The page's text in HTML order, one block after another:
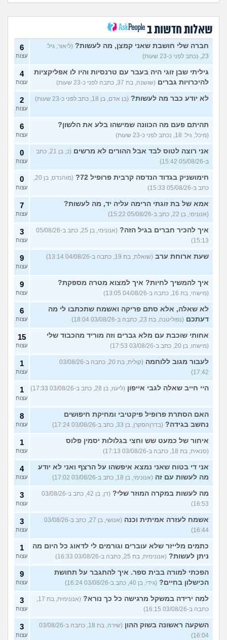
האם חוויתי תקיפה מינית?
(רוויטל, בת 24)
14
עצות
בנות,אתן הייתן "מסדרות" את
אח שלכם במצב כזה?
(לוחם שקרוב ל'חרור, בן 21)
מסאג׳יסט מעורער
(מסאג׳יסט מעורער, בן 26)
4
עצות
אנחנו מקיימים יחסים עם
בגדים וזה לא מפריע לבעלי,
מה לעשות?
(דיאנה, בת 42)
5
עצות
מחזור לאחר כמה שעות, זה
בטוח?
(שלומי, בן 21)
9
עצות
נשוי מפנטז על ליידיבויס
(מאטיטיהו, בן 37)
3
עצות
למישהו יש עצה איך לדכא את
החשק המיני?
(יפה, בת 43)
עוד שאלות חדשות במדור
שאלות חדשות ב
חברה שלי חושבת שאני קמצן, מה לעשות? (ליאור, גיל:
23, נכתב לפני כ-23 שעות)
6
עצות
גיליתי שבן זוגי היה בעבר עם טרנסיות והיו לו אפליקציות
להיכרויות גברים (שושנה, בת 37, כתבה לפני כ-23 שעות)
4
עצות
לא יודע כבר מה לעשות? (בן אדם, בן 18, כתב לפני כ-23 שעות) 2
עצות
תהיתם פעם מה הכוונה שמישהו בלע את הלשון?
(מיכל, גיל: 18, נכתב לפני כ-23 שעות)
6
עצות
אני רוצה לטוס לבד אבל ההורים לא מרשים
(כ, בן 21, כתב
ב-05/08/26 15:42)
0
עצות
חימושניק בגדוד הנדסה קרבית פרופיל 72?
(מוהנדס, בן 20,
כתב ב-05/08/26 15:33)
0
עצות
אמא של בת זוגתי הרימה עליה יד, מה לעשות?
(אנונימי, בן 22, כתב ב-05/08/26 15:22)
7
עצות
איך להכיר חברים בגיל הזה?
(אנונימי, בן 25, כתב ב-05/08/26
15:13)
3
עצות
שעת ארוחת ערב (שואלת, בת 19, כתבה ב-04/08/26 13:14) 9
עצות
איך להמשיך לחיות? איך למצוא מטרה מספקת?
(מישהי, בת 16, כתבה ב-04/08/26 13:05)
9
עצות
לא שאלה, אלא סתם פריקה ואשמח שתכתבו לי מה
דעתכם (נפוליטנה, בת 23, כתבה ב-03/08/26 18:04)
6
עצות
אחותי שוכבת עם מלא גברים וזה מוריד מהכבוד שלי
(מישהו, בן 20, כתב ב-03/08/26 17:53)
15
עצות
לעבור מגוב ללוחמה
(קולית, בת 20, כתבה ב-03/08/26
17:42)
1
עצות
היי חייב שאלה לגבי אייפון (ליעוז, בן 28, כתב ב-03/08/26 17:33) 1
עצות
האם הסתרת פרופיל פיקטיבי ומחיקת חיפושים
נחשב בגידה? (בדרןהסקרן, בן 33, כתב ב-03/08/26 17:24)
8
עצות
איחור של כמעט שש וחצי בגלולות יסמין פלוס
(סנאית, בת 18, כתבה ב-03/08/26 17:13)
1
עצות
אני די בטוח שאני נמצא איפשהו על הרצף ואני לא יודע
מה לעשות עם זה (אנונימי, בן 18, כתב ב-03/08/26 17:02)
4
עצות
מה לעשות במקרה המוזר שלי?
(דן, בן 42, כתב ב-03/08/26
16:53)
3
עצות
אשמח לעזרה אמיתית וכנה
(אנושי, בן 27, כתב ב-03/08/26
16:44)
3
עצות
כתמים מלייזר שלא עוברים וגורמים לי לדאוג כל היום מה
ניתן לעשות? (אנונימית, בת 25, כתבה ב-03/08/26 16:33)
1
עצות
הפכתי למורה בבית ספר. איך להתגבר על תחושת
הכישלון בחיים? (גידי, בן 40, כתב ב-03/08/26 16:24)
9
עצות
למה ירידה במשקל מרגישה כל כך נורא?
(אנונימית, בת 17,
כתבה ב-03/08/26 16:15)
3
עצות
השקעה ראשונה בשוק ההון
(שירה, בת 18, כתבה ב-03/08/26
16:04)
3
עצות